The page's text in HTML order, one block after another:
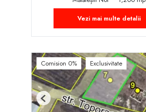
Vezi mai multe detalii
Comision 0% Exclusivitate
Previous